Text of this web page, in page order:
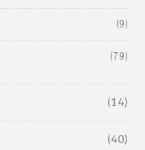
(9)
(79)
(14)
(40)